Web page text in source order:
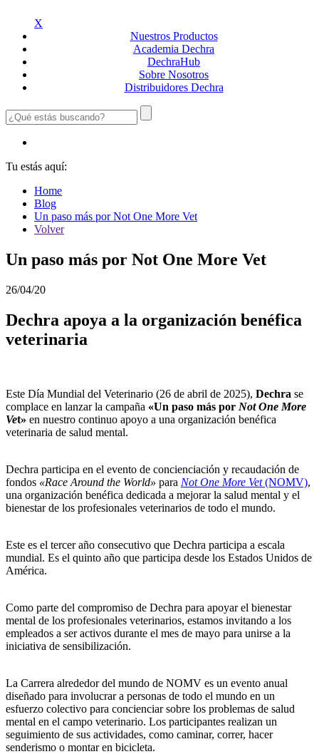
X
Nuestros Productos
Academia Dechra
DechraHub
Sobre Nosotros
Distribuidores Dechra
Tu estás aquí:
Home
Blog
Un paso más por Not One More Vet
Volver
Un paso más por Not One More Vet
26/04/20
Dechra apoya a la organización benéfica
veterinaria
Este Día Mundial del Veterinario (26 de abril de 2025), Dechra se
complace en lanzar la campaña «Un paso más por Not One More
Vet» en nuestro continuo apoyo a una organización benéfica
veterinaria de salud mental.
Dechra participa en el evento de concienciación y recaudación de
fondos «Race Around the World» para Not One More Vet(NOMV),
una organización benéfica dedicada a mejorar la salud mental y el
bienestar de los profesionales veterinarios de todo el mundo.
Este es el tercer año consecutivo que Dechra participa a escala
mundial. Es el quinto año que participa desde los Estados Unidos de
América.
Como parte del compromiso de Dechra para apoyar el bienestar
mental de los profesionales veterinarios, estamos invitando a los
empleados a ser activos durante el mes de mayo para unirse a la
iniciativa de sensibilización.
La Carrera alrededor del mundo de NOMV es un evento anual
diseñado para involucrar a personas de todo el mundo en un
esfuerzo colectivo para concienciar sobre los problemas de salud
mental en el campo veterinario. Los participantes realizan un
seguimiento de sus actividades, como caminar, correr, hacer
senderismo o montar en bicicleta.